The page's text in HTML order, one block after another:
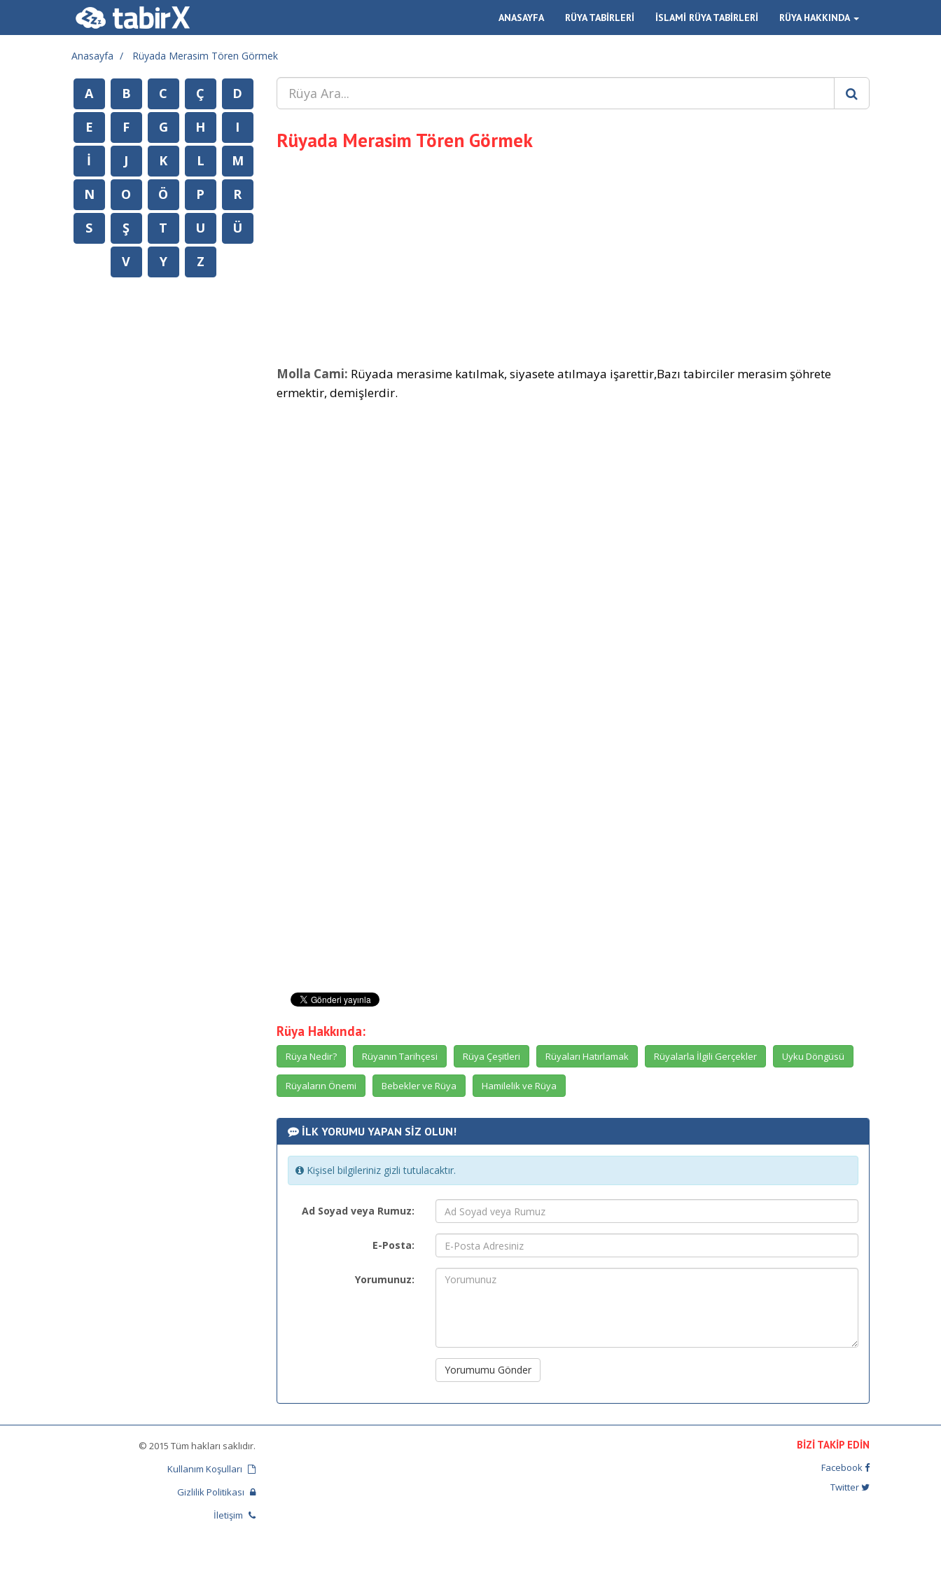
ANASAYFA RÜYA TABİRLERİ İSLAMİ RÜYA TABİRLERİ RÜYA HAKKINDA
Anasayfa Rüyada Merasim Tören Görmek
Rüyada Merasim Tören Görmek
Molla Cami: Rüyada merasime katılmak, siyasete atılmaya işarettir,Bazı tabirciler merasim şöhrete
ermektir, demişlerdir.
Rüya Hakkında:
Rüya Nedir? Rüyanın Tarihçesi Rüya Çeşitleri Rüyaları Hatırlamak Rüyalarla İlgili Gerçekler Uyku Döngüsü
Rüyaların Önemi Bebekler ve Rüya Hamilelik ve Rüya
İLK YORUMU YAPAN SİZ OLUN!
Kişisel bilgileriniz gizli tutulacaktır.
Ad Soyad veya Rumuz:
E-Posta:
Yorumunuz:
Yorumumu Gönder
A B C Ç
D
E
F G H
I
İ
J K L
M
N
O Ö P
R
S
Ş T U
Ü
V
Y Z
© 2015 Tüm hakları saklıdır.
Kullanım Koşulları
Gizlilik Politikası
İletişim
BİZİ TAKİP EDİN
Facebook
Twitter